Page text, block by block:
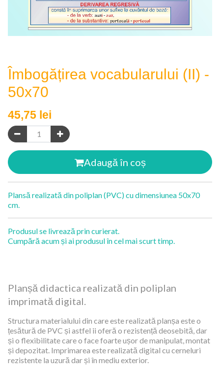
Îmbogățirea vocabularului (II) -
50x70
45,75 lei
Adaugă în coș
Plansă realizată din poliplan (PVC) cu dimensiunea 50x70
cm.
Produsul se livrează prin curierat.
Cumpără acum și ai produsul în cel mai scurt timp.
Planșă didactica realizată din poliplan
imprimată digital.
Structura materialului din care este realizată planșa este o
țesătură de PVC și astfel ii oferă o rezistență deosebită, dar
și o flexibilitate care o face foarte ușor de manipulat, montat
și depozitat. Imprimarea este realizată digital cu cerneluri
rezistente la uzură dar și în mediu exterior.